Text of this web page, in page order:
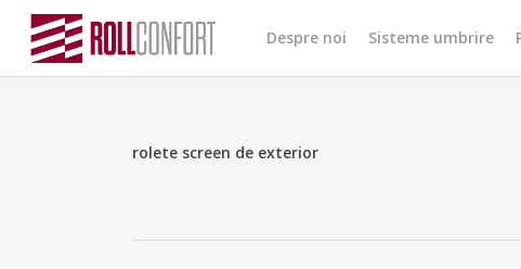
main
Despre noi Sisteme umbrire
rolete screen de exterior